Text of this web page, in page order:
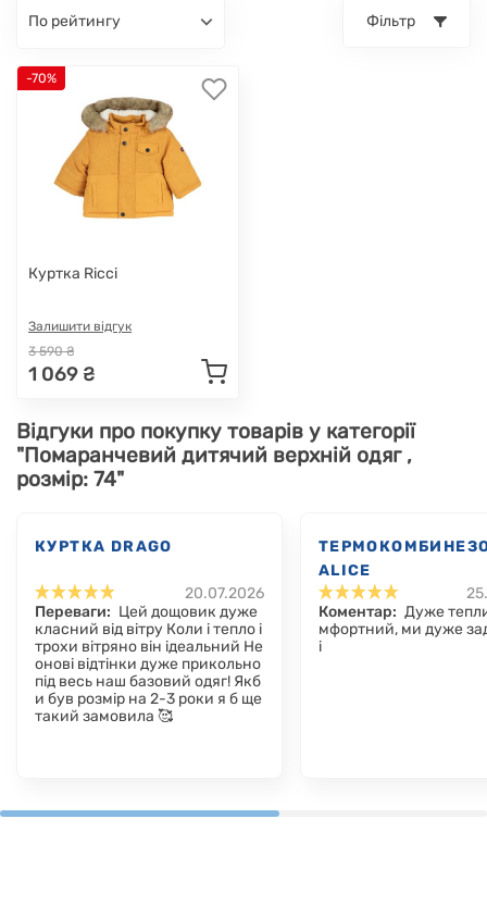
по рейтингу Фільтр
-70%
Куртка Ricci
Залишити відгук
3 590 ₴
1 069 ₴
Відгуки про покупку товарів у категорії
"Помаранчевий дитячий верхній одяг ,
розмір: 74"
КУРТКА DRAGO
20.07.2026
Переваги: Цей дощовик дуже
класний від вітру Коли і тепло і
трохи вітряно він ідеальний Не
онові відтінки дуже прикольно
під весь наш базовий одяг! Якб
и був розмір на 2-3 роки я б ще
такий замовила 🥰
ALICE
Коментар: Дуже
мфортний, ми дуже
і